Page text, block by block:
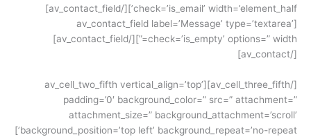
check=’is_email’ width=’element_half’][/av_contact_field]
[av_contact_field label=’Message’ type=’textarea’
check=’is_empty’ options=” width=”][/av_contact_field]
[/av_contact]
[/av_cell_three_fifth][av_cell_two_fifth vertical_align=’top’
padding=’0′ background_color=” src=” attachment=”
attachment_size=” background_attachment=’scroll’
background_position=’top left’ background_repeat=’no-repeat’]